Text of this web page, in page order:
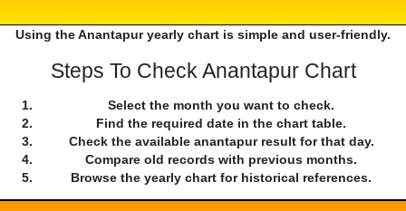
Using the Anantapur yearly chart is simple and user-friendly.
Steps To Check Anantapur Chart
Select the month you want to check.
Find the required date in the chart table.
Check the available anantapur result for that day.
Compare old records with previous months.
Browse the yearly chart for historical references.